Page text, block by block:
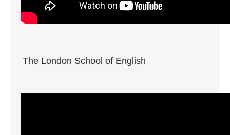
The London School of English